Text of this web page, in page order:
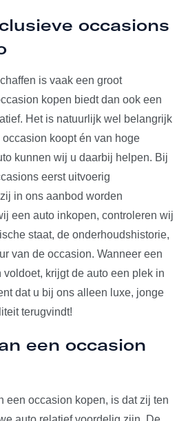
occasions
is vaak een groot
kopen biedt dan ook een
Het is natuurlijk wel belangrijk
koopt én van hoge
kunnen wij u daarbij helpen. Bij
eerst uitvoerig
in ons aanbod worden
een auto inkopen, controleren wij
staat, de onderhoudshistorie,
van de occasion. Wanneer een
krijgt de auto een plek in
dat u bij ons alleen luxe, jonge
terugvindt!
een occasion
een occasion kopen, is dat zij ten